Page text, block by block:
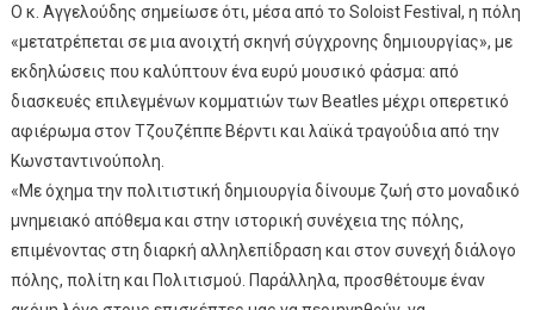
Ο κ. Αγγελούδης σημείωσε ότι, μέσα από το Soloist Festival, η πόλη
«μετατρέπεται σε μια ανοιχτή σκηνή σύγχρονης δημιουργίας», με
εκδηλώσεις που καλύπτουν ένα ευρύ μουσικό φάσμα: από
διασκευές επιλεγμένων κομματιών των Beatles μέχρι οπερετικό
αφιέρωμα στον Τζουζέππε Βέρντι και λαϊκά τραγούδια από την
Κωνσταντινούπολη.
«Με όχημα την πολιτιστική δημιουργία δίνουμε ζωή στο μοναδικό
μνημειακό απόθεμα και στην ιστορική συνέχεια της πόλης,
επιμένοντας στη διαρκή αλληλεπίδραση και στον συνεχή διάλογο
πόλης, πολίτη και Πολιτισμού. Παράλληλα, προσθέτουμε έναν